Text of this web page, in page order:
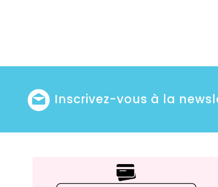
Inscrivez-vous à la